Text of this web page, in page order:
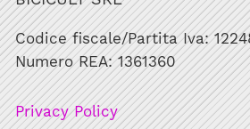
Codice fiscale/Partita Iva:
Numero REA: 1361360
Privacy Policy